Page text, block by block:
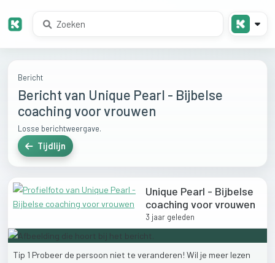
Bericht
Bericht van Unique Pearl - Bijbelse
coaching voor vrouwen
Losse berichtweergave.
Tijdlijn
Unique Pearl - Bijbelse
coaching voor vrouwen
3 jaar geleden
Tip 1 Probeer de persoon niet te veranderen! Wil je meer lezen